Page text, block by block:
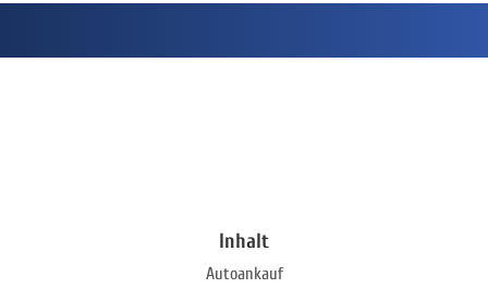
Inhalt
Autoankauf